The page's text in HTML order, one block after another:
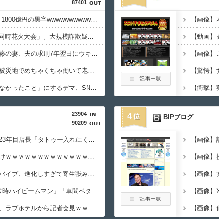
87401
【速報】USスチール、1800億円の黒字wwwwwwwwwwwwwwwwwwwwwwww
8/22開催「琵琶湖三市同時花火大会」、大規模詐欺疑惑が浮上してSNS阿鼻叫喚
【悲報】ジャンポケ斉藤の妻、夫の求刑7年翌日にウキウキでInstagram更新
【画像】へずま議員、被災地でめちゃくちゃ働いて老人たちを笑顔にしてしまうww
【悲報】原爆投下を「なかったこと」にするデマ、SNSで拡散されてしまう
23904
90209
【悲報】タトゥー彫師23年目店長「タトゥー入れにくるやつ99%バカです」
大学生ワイ、株で大儲けｗｗｗｗｗｗｗｗｗｗｗｗｗｗｗｗｗｗｗｗｗｗｗ
【閲覧注意】女性向けバイブ、進化しすぎて寄生獣みたいになってしまう・・・
3大盆休みの害悪車「常時ハイビームマン」「車間ベタ付けマン」「法定速度絶対遵守マン」
【超悲報】秋田県職員、ラブホテルから記者会見ｗｗｗｗｗｗｗｗｗ
4 BIPブログ
【画像